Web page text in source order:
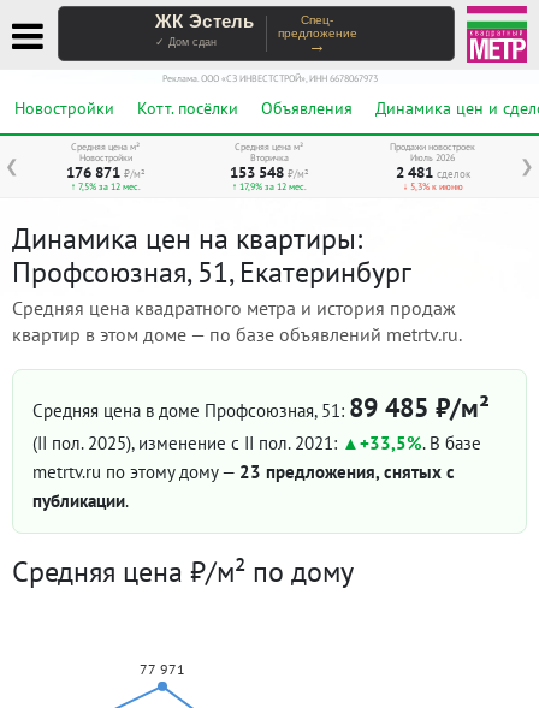
ЖК Эстель
✓ Дом сдан
Спец-
предложение
→
Реклама. ООО «СЗ ИНВЕСТСТРОЙ», ИНН 6678067973
Новостройки Котт. посёлки Объявления Динамика цен и
❮ ❯
Средняя цена м²
Новостройки
176 871 ₽/м²
↑ 7,5% за 12 мес.
Средняя цена м²
Вторичка
153 548 ₽/м²
↑ 17,9% за 12 мес.
Продажи новостроек
Июль 2026
2 481 сделок
↓ 5,3% к июню
Динамика цен на квартиры:
Профсоюзная, 51, Екатеринбург
Средняя цена квадратного метра и история продаж
квартир в этом доме — по базе объявлений metrtv.ru.
Средняя цена в доме Профсоюзная, 51: 89 485 ₽/м²
(II пол. 2025), изменение с II пол. 2021: +33,5%. В базе
metrtv.ru по этому дому — 23 предложения, снятых с
публикации.
Средняя цена ₽/м² по дому
77 971